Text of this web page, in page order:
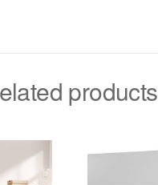
products